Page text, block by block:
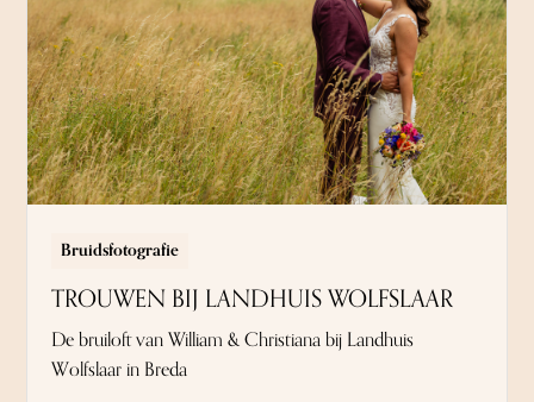
Bruidsfotografie
TROUWEN BIJ LANDHUIS WOLFSLAAR
De bruiloft van William & Christiana bij Landhuis
Wolfslaar in Breda